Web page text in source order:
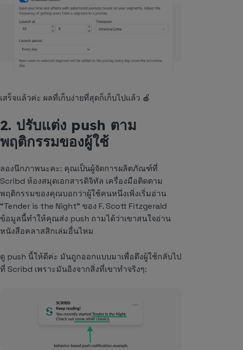
เสร็จแล้วค่ะ ผลที่เก็บง่ายที่สุดก็เก็บไปแล้ว 🍎
2. ปรับแต่ง push ตาม
พฤติกรรมของผู้ใช้
ลองนึกภาพนะคะ: คุณเป็นผู้จัดการผลิตภัณฑ์ที่
Scribd ห้องสมุดเอกสารดิจิทัล เครื่องมือติดตาม
พฤติกรรมของคุณบอกว่าผู้ใช้คนหนึ่งเพิ่งเริ่มอ่าน
“Tender is the Night” ของ F. Scott Fitzgerald
ข้อมูลนี้ทำให้คุณส่ง push ถามได้ว่าเขาสนใจอ่าน
หนังสือคลาสสิกเล่มอื่นไหม
ดู push นี้ให้ดีค่ะ มันถูกออกแบบมาเพื่อดึงผู้ใช้กลับไป
ที่ Scribd เพราะมันอิงจากสิ่งที่เขาทำจริงๆ: